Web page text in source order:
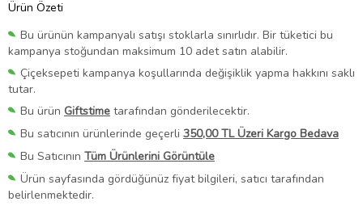
Ürün Özeti
Bu ürünün kampanyalı satışı stoklarla sınırlıdır. Bir tüketici bu
kampanya stoğundan maksimum 10 adet satın alabilir.
Çiçeksepeti kampanya koşullarında değişiklik yapma hakkını saklı
tutar.
Bu ürün Giftstime tarafından gönderilecektir.
Bu satıcının ürünlerinde geçerli 350,00 TL Üzeri Kargo Bedava
Bu Satıcının Tüm Ürünlerini Görüntüle
Ürün sayfasında gördüğünüz fiyat bilgileri, satıcı tarafından
belirlenmektedir.